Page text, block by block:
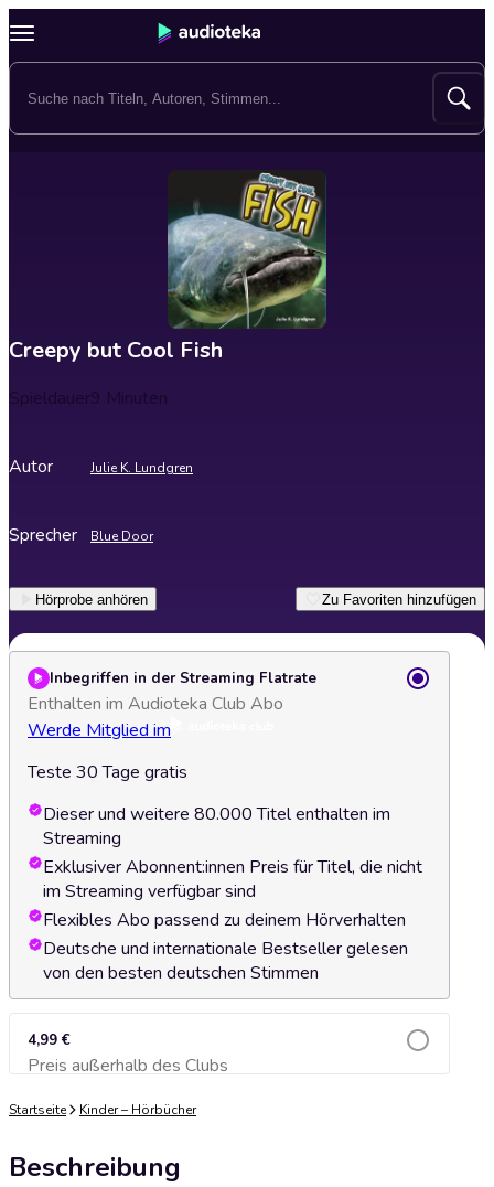
Creepy but Cool Fish
Spieldauer9 Minuten
Autor Julie K. Lundgren
Sprecher Blue Door
Hörprobe anhören Zu Favoriten hinzufügen
Inbegriffen in der Streaming Flatrate
Enthalten im Audioteka Club Abo
Werde Mitglied im
Teste 30 Tage gratis
Dieser und weitere 80.000 Titel enthalten im
Streaming
Exklusiver Abonnent:innen Preis für Titel, die nicht
im Streaming verfügbar sind
Flexibles Abo passend zu deinem Hörverhalten
Deutsche und internationale Bestseller gelesen
von den besten deutschen Stimmen
4,99 €
Preis außerhalb des ClubsZum Warenkorb hinzufügen
Startseite Kinder – Hörbücher
Beschreibung